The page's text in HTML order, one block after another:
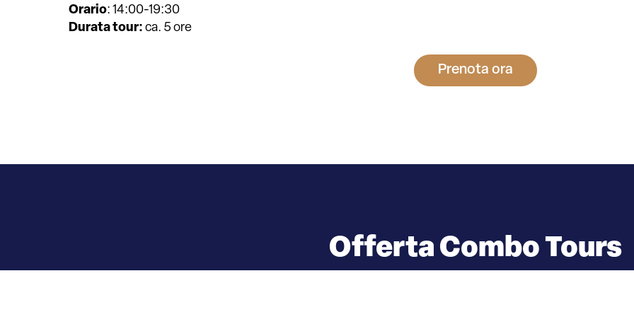
Orario: 14:00-19:30
Durata tour: ca. 5 ore
Prenota ora
Offerta Combo Tours